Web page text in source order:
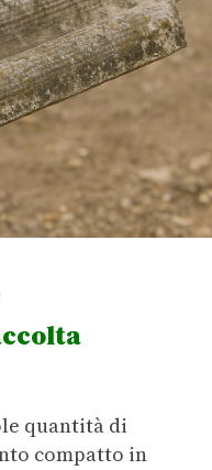
quantità di
compatto in